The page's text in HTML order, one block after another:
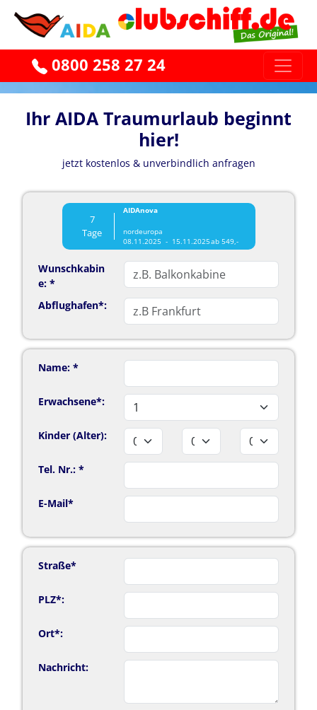
0800 258 27 24
Ihr AIDA Traumurlaub beginnt
hier!
jetzt kostenlos & unverbindlich anfragen
7
Tage
AIDAnova
nordeuropa
08.11.2025 - 15.11.2025ab 549,-
Wunschkabin
e: *
Abflughafen*:
Name: *
Erwachsene*:
Kinder (Alter):
Tel. Nr.: *
E-Mail*
Straße*
PLZ*:
Ort*:
Nachricht: